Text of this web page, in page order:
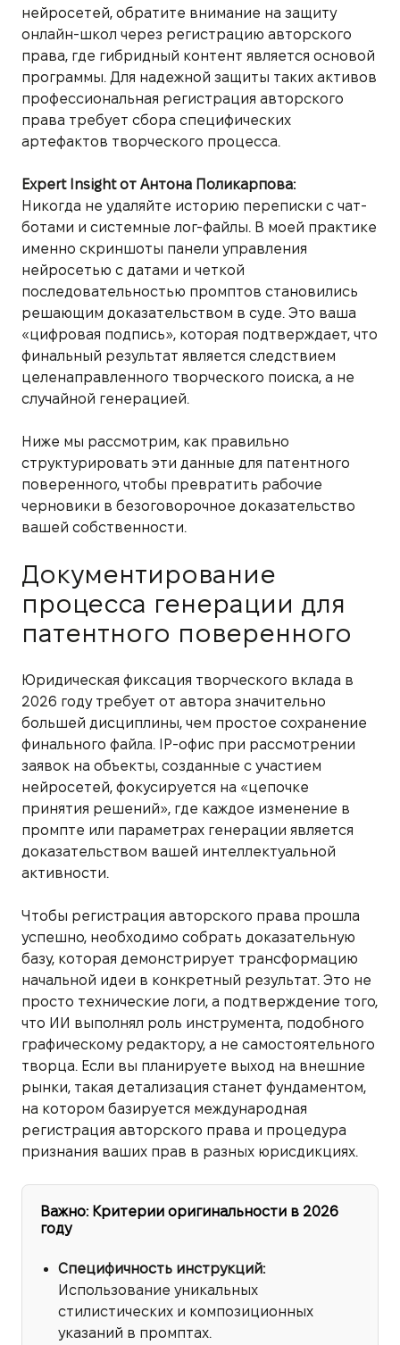
нейросетей, обратите внимание на защиту
онлайн-школ через регистрацию авторского
права, где гибридный контент является основой
программы. Для надежной защиты таких активов
профессиональная регистрация авторского
права требует сбора специфических
артефактов творческого процесса.
Expert Insight от Антона Поликарпова:
Никогда не удаляйте историю переписки с чат-
ботами и системные лог-файлы. В моей практике
именно скриншоты панели управления
нейросетью с датами и четкой
последовательностью промптов становились
решающим доказательством в суде. Это ваша
«цифровая подпись», которая подтверждает, что
финальный результат является следствием
целенаправленного творческого поиска, а не
случайной генерацией.
Ниже мы рассмотрим, как правильно
структурировать эти данные для патентного
поверенного, чтобы превратить рабочие
черновики в безоговорочное доказательство
вашей собственности.
Документирование
процесса генерации для
патентного поверенного
Юридическая фиксация творческого вклада в
2026 году требует от автора значительно
большей дисциплины, чем простое сохранение
финального файла. IP-офис при рассмотрении
заявок на объекты, созданные с участием
нейросетей, фокусируется на «цепочке
принятия решений», где каждое изменение в
промпте или параметрах генерации является
доказательством вашей интеллектуальной
активности.
Чтобы регистрация авторского права прошла
успешно, необходимо собрать доказательную
базу, которая демонстрирует трансформацию
начальной идеи в конкретный результат. Это не
просто технические логи, а подтверждение того,
что ИИ выполнял роль инструмента, подобного
графическому редактору, а не самостоятельного
творца. Если вы планируете выход на внешние
рынки, такая детализация станет фундаментом,
на котором базируется международная
регистрация авторского права и процедура
признания ваших прав в разных юрисдикциях.
Важно: Критерии оригинальности в 2026
году
Специфичность инструкций:
Использование уникальных
стилистических и композиционных
указаний в промптах.